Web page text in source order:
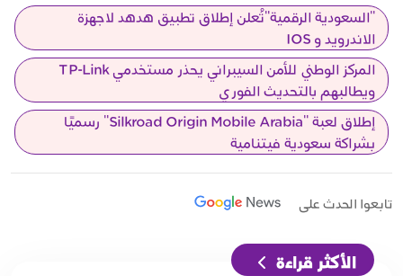
"السعودية الرقمية"تُعلن إطلاق تطبيق هدهد لاجهزة
الاندرويد و IOS
المركز الوطني للأمن السيبراني يحذر مستخدمي TP-Link
ويطالبهم بالتحديث الفوري
إطلاق لعبة "Silkroad Origin Mobile Arabia" رسميًا
بشراكة سعودية فيتنامية
تابعوا الحدث على
الأكثر قراءة